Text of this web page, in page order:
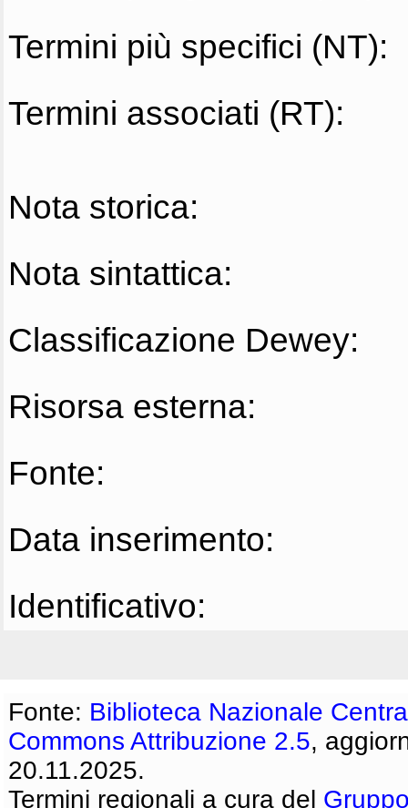
Termini più specifici (NT):
Termini associati (RT):
Nota storica:
Nota sintattica:
Classificazione Dewey:
Risorsa esterna:
Fonte:
Data inserimento:
Identificativo:
Fonte: Biblioteca Nazionale
Commons Attribuzione 2.5,
20.11.2025.
Termini regionali a cura del